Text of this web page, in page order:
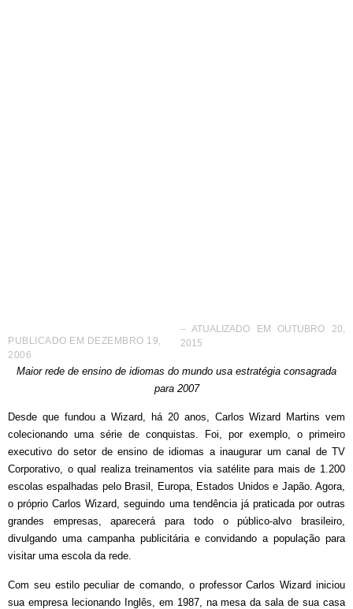
PUBLICADO EM DEZEMBRO 19,
2006
– ATUALIZADO EM OUTUBRO 20,
2015
Maior rede de ensino de idiomas do mundo usa estratégia consagrada
para 2007
Desde que fundou a Wizard, há 20 anos, Carlos Wizard Martins vem
colecionando uma série de conquistas. Foi, por exemplo, o primeiro
executivo do setor de ensino de idiomas a inaugurar um canal de TV
Corporativo, o qual realiza treinamentos via satélite para mais de 1.200
escolas espalhadas pelo Brasil, Europa, Estados Unidos e Japão. Agora,
o próprio Carlos Wizard, seguindo uma tendência já praticada por outras
grandes empresas, aparecerá para todo o público-alvo brasileiro,
divulgando uma campanha publicitária e convidando a população para
visitar uma escola da rede.
Com seu estilo peculiar de comando, o professor Carlos Wizard iniciou
sua empresa lecionando Inglês, em 1987, na mesa da sala de sua casa